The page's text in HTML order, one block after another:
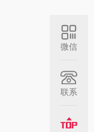
微信
联系